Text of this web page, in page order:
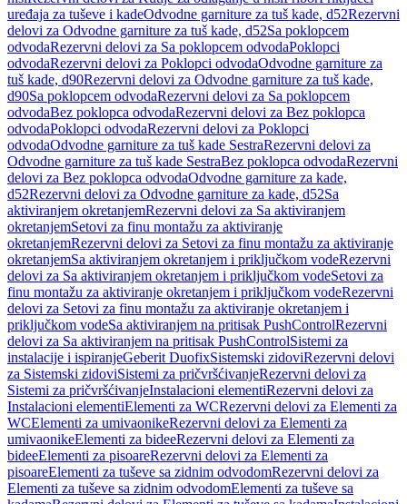
uređaja za tuševe i kadeOdvodne garniture za tuš kade, d52Rezervni
delovi za Odvodne garniture za tuš kade, d52Sa poklopcem
odvodaRezervni delovi za Sa poklopcem odvodaPoklopci
odvodaRezervni delovi za Poklopci odvodaOdvodne garniture za
tuš kade, d90Rezervni delovi za Odvodne garniture za tuš kade,
d90Sa poklopcem odvodaRezervni delovi za Sa poklopcem
odvodaBez poklopca odvodaRezervni delovi za Bez poklopca
odvodaPoklopci odvodaRezervni delovi za Poklopci
odvodaOdvodne garniture za tuš kade SestraRezervni delovi za
Odvodne garniture za tuš kade SestraBez poklopca odvodaRezervni
delovi za Bez poklopca odvodaOdvodne garniture za kade,
d52Rezervni delovi za Odvodne garniture za kade, d52Sa
aktiviranjem okretanjemRezervni delovi za Sa aktiviranjem
okretanjemSetovi za finu montažu za aktiviranje
okretanjemRezervni delovi za Setovi za finu montažu za aktiviranje
okretanjemSa aktiviranjem okretanjem i priključkom vodeRezervni
delovi za Sa aktiviranjem okretanjem i priključkom vodeSetovi za
finu montažu za aktiviranje okretanjem i priključkom vodeRezervni
delovi za Setovi za finu montažu za aktiviranje okretanjem i
priključkom vodeSa aktiviranjem na pritisak PushControlRezervni
delovi za Sa aktiviranjem na pritisak PushControlSistemi za
instalacije i ispiranjeGeberit DuofixSistemski zidoviRezervni delovi
za Sistemski zidoviSistemi za pričvršćivanjeRezervni delovi za
Sistemi za pričvršćivanjeInstalacioni elementiRezervni delovi za
Instalacioni elementiElementi za WCRezervni delovi za Elementi za
WCElementi za umivaonikeRezervni delovi za Elementi za
umivaonikeElementi za bideeRezervni delovi za Elementi za
bideeElementi za pisoareRezervni delovi za Elementi za
pisoareElementi za tuševe sa zidnim odvodomRezervni delovi za
Elementi za tuševe sa zidnim odvodomElementi za tuševe sa